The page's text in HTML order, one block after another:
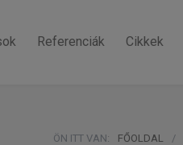
Referenciák Cikkek
ÖN ITT VAN: FŐOLDAL /